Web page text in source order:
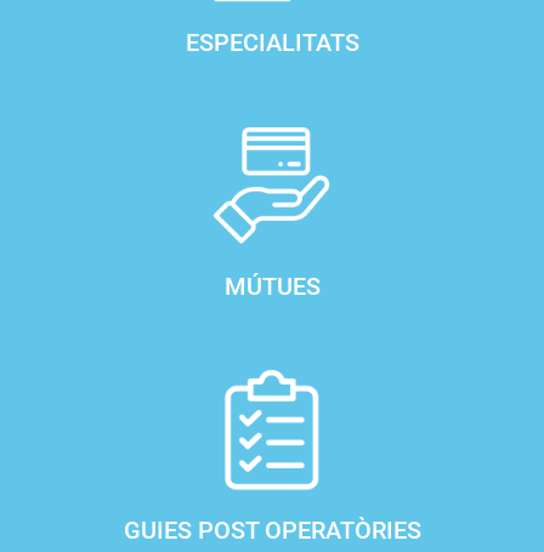
ESPECIALITATS
MÚTUES
GUIES POST OPERATÒRIES